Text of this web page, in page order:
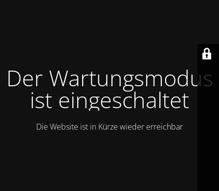
Der Wartungsmodus
ist eingeschaltet
Die Website ist in Kürze wieder erreichbar